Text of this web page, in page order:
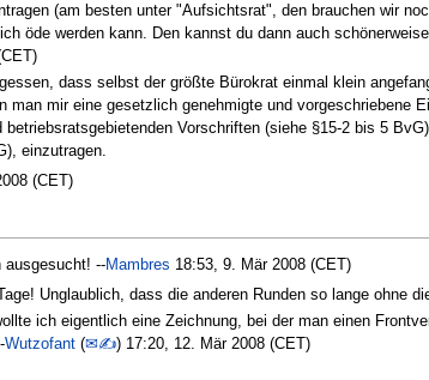
(am besten unter "Aufsichtsrat", den brauchen wir
öde werden kann. Den kannst du dann auch
dass selbst der größte Bürokrat einmal klein
man mir eine gesetzlich genehmigte und
betriebsratsgebietenden Vorschriften (siehe §15-2 bis 5
einzutragen.
(CET)
ausgesucht! --Mambres 18:53, 9. Mär 2008 (CET)
Unglaublich, dass die anderen Runden so lange ohne
ich eigentlich eine Zeichnung, bei der man einen
Wutzofant(✉✍) 17:20, 12. Mär 2008 (CET)